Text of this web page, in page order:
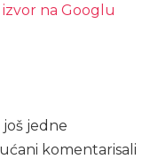
na Googlu
jedne
komentarisali